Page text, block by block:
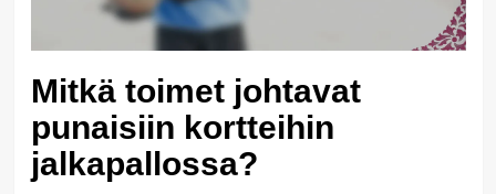
Mitkä toimet johtavat
punaisiin kortteihin
jalkapallossa?